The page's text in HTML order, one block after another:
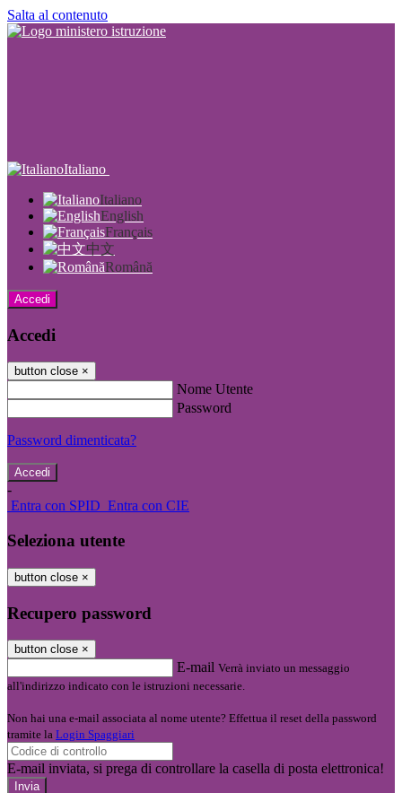
Salta al contenuto
Italiano
Italiano
English
Français
中文
Română
Accedi
Accedi
button close ×
Nome Utente
Password
Password dimenticata?
-
Entra con SPID Entra con CIE
Seleziona utente
button close ×
Recupero password
button close ×
E-mail Verrà inviato un messaggio
all'indirizzo indicato con le istruzioni necessarie.
Non hai una e-mail associata al nome utente? Effettua il reset della password
tramite la Login Spaggiari
E-mail inviata, si prega di controllare la casella di posta elettronica!